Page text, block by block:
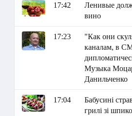
17:42
Ленивые
вино
17:23
"Как они
каналам, в
Музыка
Данильченко
17:04
Бабусині
грилі зі